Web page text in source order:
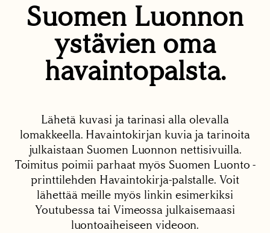
Suomen Luonnon
ystävien oma
havaintopalsta.
Lähetä kuvasi ja tarinasi alla olevalla
lomakkeella. Havaintokirjan kuvia ja tarinoita
julkaistaan Suomen Luonnon nettisivuilla.
Toimitus poimii parhaat myös Suomen Luonto -
printtilehden Havaintokirja-palstalle. Voit
lähettää meille myös linkin esimerkiksi
Youtubessa tai Vimeossa julkaisemaasi
luontoaiheiseen videoon.